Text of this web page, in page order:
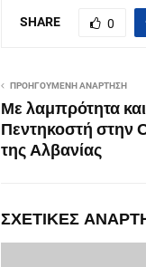
SHARE 0
ΠΡΟΗΓΟΎΜΕΝΗ ΑΝΆΡΤΗΣΗ
Με λαμπρότητα
Πεντηκοστή στην
της Αλβανίας
ΣΧΕΤΙΚΈΣ